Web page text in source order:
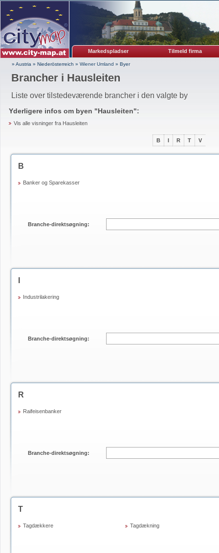
Markedspladser Tilmeld firma
» Austria » Niederösterreich » Wiener Umland » Byer
Brancher i Hausleiten
Liste over tilstedeværende brancher i den valgte by
Yderligere infos om byen "Hausleiten":
Vis alle visninger fra Hausleiten
B I R T V
B
Banker og Sparekasser
Branche-direktsøgning:
Industrilakering
Branche-direktsøgning:
R
Raifeisenbanker
Branche-direktsøgning:
T
Tagdækkere Tagdækning